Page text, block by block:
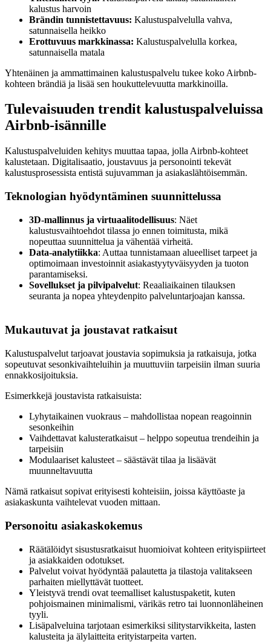
kalustus harvoin
Brändin tunnistettavuus: Kalustuspalvelulla vahva,
satunnaisella heikko
Erottuvuus markkinassa: Kalustuspalvelulla korkea,
satunnaisella matala
Yhtenäinen ja ammattimainen kalustuspalvelu tukee koko Airbnb-
kohteen brändiä ja lisää sen houkuttelevuutta markkinoilla.
Tulevaisuuden trendit kalustuspalveluissa
Airbnb-isännille
Kalustuspalveluiden kehitys muuttaa tapaa, jolla Airbnb-kohteet
kalustetaan. Digitalisaatio, joustavuus ja personointi tekevät
kalustusprosessista entistä sujuvamman ja asiakaslähtöisemmän.
Teknologian hyödyntäminen suunnittelussa
3D-mallinnus ja virtuaalitodellisuus: Näet
kalustusvaihtoehdot tilassa jo ennen toimitusta, mikä
nopeuttaa suunnittelua ja vähentää virheitä.
Data-analytiikka: Auttaa tunnistamaan alueelliset tarpeet ja
optimoimaan investoinnit asiakastyytyväisyyden ja tuoton
parantamiseksi.
Sovellukset ja pilvipalvelut: Reaaliaikainen tilauksen
seuranta ja nopea yhteydenpito palveluntarjoajan kanssa.
Mukautuvat ja joustavat ratkaisut
Kalustuspalvelut tarjoavat joustavia sopimuksia ja ratkaisuja, jotka
sopeutuvat sesonkivaihteluihin ja muuttuviin tarpeisiin ilman suuria
ennakkosijoituksia.
Esimerkkejä joustavista ratkaisuista:
Lyhytaikainen vuokraus – mahdollistaa nopean reagoinnin
sesonkeihin
Vaihdettavat kalusteratkaisut – helppo sopeutua trendeihin ja
tarpeisiin
Modulaariset kalusteet – säästävät tilaa ja lisäävät
muunneltavuutta
Nämä ratkaisut sopivat erityisesti kohteisiin, joissa käyttöaste ja
asiakaskunta vaihtelevat vuoden mittaan.
Personoitu asiakaskokemus
Räätälöidyt sisustusratkaisut huomioivat kohteen erityispiirteet
ja asiakkaiden odotukset.
Palvelut voivat hyödyntää palautetta ja tilastoja valitakseen
parhaiten miellyttävät tuotteet.
Yleistyvä trendi ovat teemalliset kalustuspaketit, kuten
pohjoismainen minimalismi, värikäs retro tai luonnonläheinen
tyyli.
Lisäpalveluina tarjotaan esimerkiksi silitystarvikkeita, lasten
kalusteita ja älylaitteita erityistarpeita varten.